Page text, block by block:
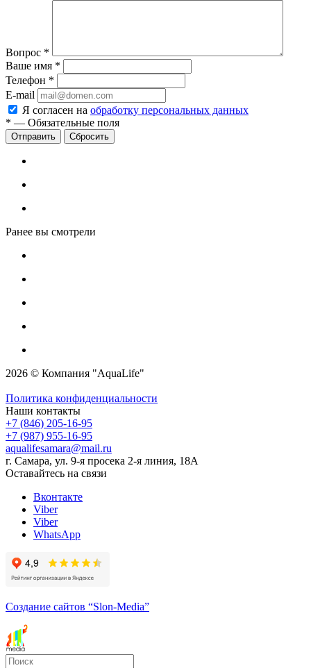
Вопрос *
Ваше имя *
Телефон *
E-mail
Я согласен на обработку персональных данных
* — Обязательные поля
Сбросить
Ранее вы смотрели
2026 © Компания "AquaLife"
Политика конфиденциальности
Наши контакты
+7 (846) 205-16-95
+7 (987) 955-16-95
aqualifesamara@mail.ru
г. Самара, ул. 9-я просека 2-я линия, 18А
Оставайтесь на связи
Вконтакте
Viber
Viber
WhatsApp
Создание сайтов “Slon-Media”